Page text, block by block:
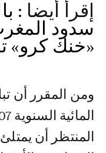
إقرأ أيضا :
سدود
«خنك كرو»
ومن المقرر أن